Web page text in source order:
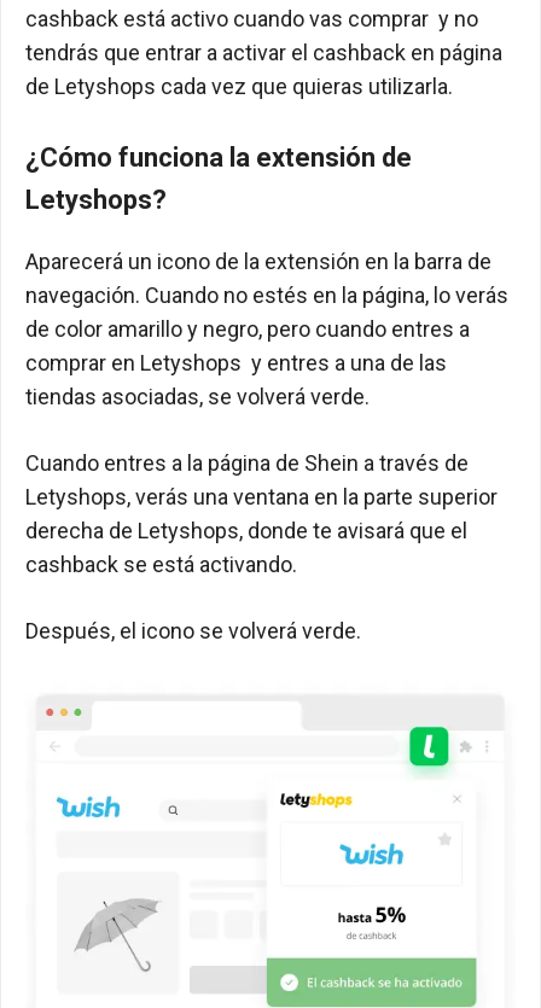
cashback está activo cuando vas comprar y no
tendrás que entrar a activar el cashback en página
de Letyshops cada vez que quieras utilizarla.
¿Cómo funciona la extensión de
Letyshops?
Aparecerá un icono de la extensión en la barra de
navegación. Cuando no estés en la página, lo verás
de color amarillo y negro, pero cuando entres a
comprar en Letyshops y entres a una de las
tiendas asociadas, se volverá verde.
Cuando entres a la página de Shein a través de
Letyshops, verás una ventana en la parte superior
derecha de Letyshops, donde te avisará que el
cashback se está activando.
Después, el icono se volverá verde.